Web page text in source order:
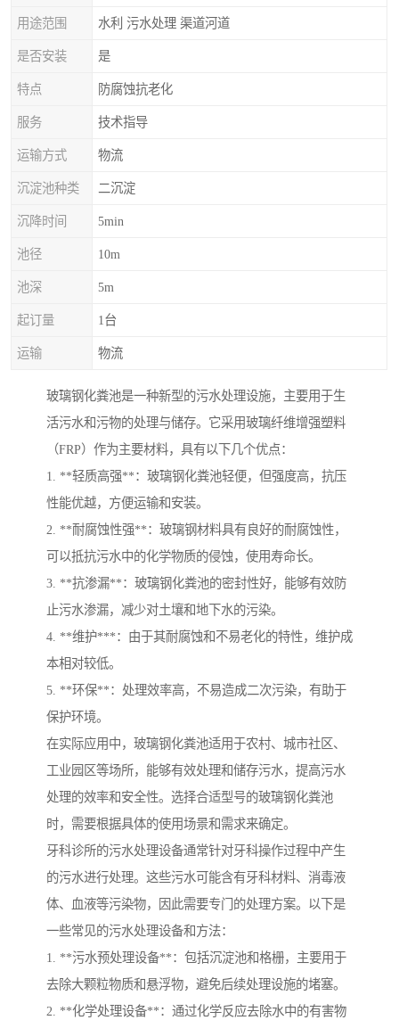
用途范围 水利 污水处理 渠道河道
是否安装 是
特点 防腐蚀抗老化
服务 技术指导
运输方式 物流
沉淀池种类 二沉淀
沉降时间 5min
池径 10m
池深 5m
起订量 1台
运输 物流
玻璃钢化粪池是一种新型的污水处理设施，主要用于生
活污水和污物的处理与储存。它采用玻璃纤维增强塑料
（FRP）作为主要材料，具有以下几个优点：
1. **轻质高强**：玻璃钢化粪池轻便，但强度高，抗压
性能优越，方便运输和安装。
2. **耐腐蚀性强**：玻璃钢材料具有良好的耐腐蚀性，
可以抵抗污水中的化学物质的侵蚀，使用寿命长。
3. **抗渗漏**：玻璃钢化粪池的密封性好，能够有效防
止污水渗漏，减少对土壤和地下水的污染。
4. **维护***：由于其耐腐蚀和不易老化的特性，维护成
本相对较低。
5. **环保**：处理效率高，不易造成二次污染，有助于
保护环境。
在实际应用中，玻璃钢化粪池适用于农村、城市社区、
工业园区等场所，能够有效处理和储存污水，提高污水
处理的效率和安全性。选择合适型号的玻璃钢化粪池
时，需要根据具体的使用场景和需求来确定。
牙科诊所的污水处理设备通常针对牙科操作过程中产生
的污水进行处理。这些污水可能含有牙科材料、消毒液
体、血液等污染物，因此需要专门的处理方案。以下是
一些常见的污水处理设备和方法：
1. **污水预处理设备**：包括沉淀池和格栅，主要用于
去除大颗粒物质和悬浮物，避免后续处理设施的堵塞。
2. **化学处理设备**：通过化学反应去除水中的有害物